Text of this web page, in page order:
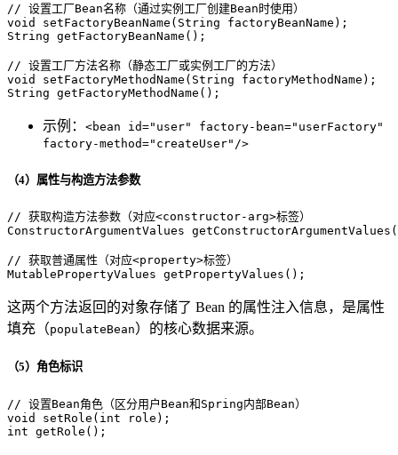
// 设置工厂Bean名称（通过实例工厂创建Bean时使用）
void
setFactoryBeanName (String factoryBeanName) ;
String getFactoryBeanName () ;
// 设置工厂方法名称（静态工厂或实例工厂的方法）
void
setFactoryMethodName (String factoryMethodName) ;
String getFactoryMethodName () ;
示例： <bean id="user" factory-bean="userFactory"
factory-method="createUser"/>
（4）属性与构造方法参数
// 获取构造方法参数（对应<constructor-arg>标签）
ConstructorArgumentValues getConstructorArgumentValues
// 获取普通属性（对应<property>标签）
MutablePropertyValues getPropertyValues () ;
这两个方法返回的对象存储了 Bean 的属性注入信息，是属性
填充（populateBean）的核心数据来源。
（5）角色标识
// 设置Bean角色（区分用户Bean和Spring内部Bean）
void
setRole ( int role)
int getRole () ;